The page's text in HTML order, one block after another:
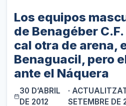
Los equipos
de Benagéber
cal otra de arena,
Benaguacil, pero
ante el Náquera
30 D’ABRIL
DE 2012
·
SETEMBRE DE